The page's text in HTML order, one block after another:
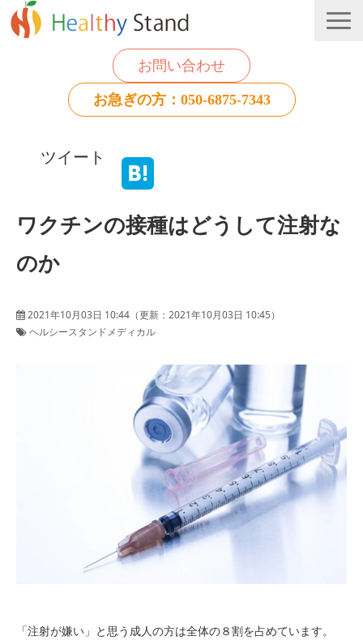
お問い合わせ
お急ぎの方：050-6875-7343
個人のお客様
ツイート
ワクチンの接種はどうして注射な
のか
2021年10月03日 10:44 （更新： 2021年10月03日 10:45）
ヘルシースタンドメディカル
「注射が嫌い」と思う成人の方は全体の８割を占めています。